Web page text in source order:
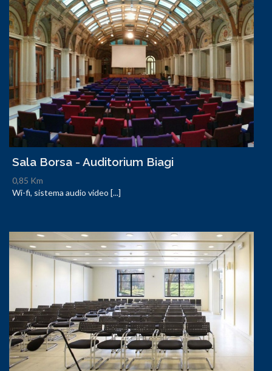
Sala Borsa - Auditorium Biagi
0,85 Km
Wi-fi, sistema audio video [...]